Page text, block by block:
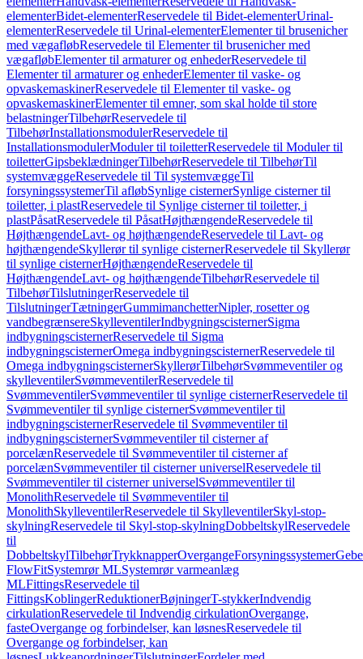
elementerBidet-elementerReservedele til Bidet-elementerUrinal-
elementerReservedele til Urinal-elementerElementer til brusenicher
med vægafløbReservedele til Elementer til brusenicher med
vægafløbElementer til armaturer og enhederReservedele til
Elementer til armaturer og enhederElementer til vaske- og
opvaskemaskinerReservedele til Elementer til vaske- og
opvaskemaskinerElementer til emner, som skal holde til store
belastningerTilbehørReservedele til
TilbehørInstallationsmodulerReservedele til
InstallationsmodulerModuler til toiletterReservedele til Moduler til
toiletterGipsbeklædningerTilbehørReservedele til TilbehørTil
systemvæggeReservedele til Til systemvæggeTil
forsyningssystemerTil afløbSynlige cisternerSynlige cisterner til
toiletter, i plastReservedele til Synlige cisterner til toiletter, i
plastPåsatReservedele til PåsatHøjthængendeReservedele til
HøjthængendeLavt- og højthængendeReservedele til Lavt- og
højthængendeSkyllerør til synlige cisternerReservedele til Skyllerør
til synlige cisternerHøjthængendeReservedele til
HøjthængendeLavt- og højthængendeTilbehørReservedele til
TilbehørTilslutningerReservedele til
TilslutningerTætningerGummimanchetterNipler, rosetter og
vandbegrænsereSkylleventilerIndbygningscisternerSigma
indbygningscisternerReservedele til Sigma
indbygningscisternerOmega indbygningscisternerReservedele til
Omega indbygningscisternerSkyllerørTilbehørSvømmeventiler og
skylleventilerSvømmeventilerReservedele til
SvømmeventilerSvømmeventiler til synlige cisternerReservedele til
Svømmeventiler til synlige cisternerSvømmeventiler til
indbygningscisternerReservedele til Svømmeventiler til
indbygningscisternerSvømmeventiler til cisterner af
porcelænReservedele til Svømmeventiler til cisterner af
porcelænSvømmeventiler til cisterner universelReservedele til
Svømmeventiler til cisterner universelSvømmeventiler til
MonolithReservedele til Svømmeventiler til
MonolithSkylleventilerReservedele til SkylleventilerSkyl-stop-
skylningReservedele til Skyl-stop-skylningDobbeltskylReservedele
til
DobbeltskylTilbehørTrykknapperOvergangeForsyningssystemer
FlowFitSystemrør MLSystemrør varmeanlæg
MLFittingsReservedele til
FittingsKoblingerReduktionerBøjningerT-stykkerIndvendig
cirkulationReservedele til Indvendig cirkulationOvergange,
fasteOvergange og forbindelser, kan løsnesReservedele til
Overgange og forbindelser, kan